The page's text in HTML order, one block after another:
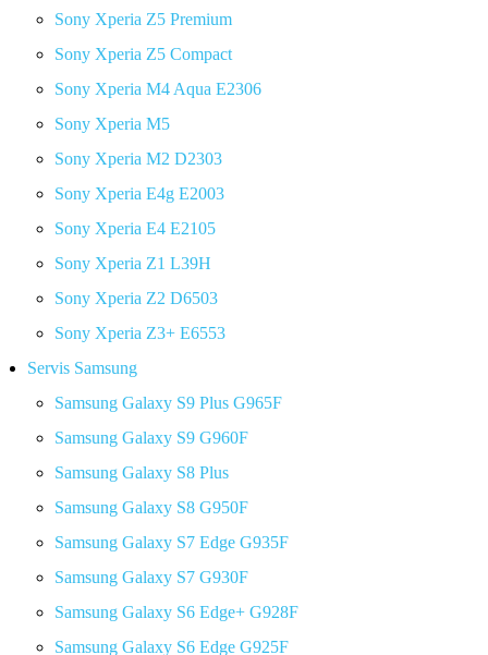
Sony Xperia Z5 Premium
Sony Xperia Z5 Compact
Sony Xperia M4 Aqua E2306
Sony Xperia M5
Sony Xperia M2 D2303
Sony Xperia E4g E2003
Sony Xperia E4 E2105
Sony Xperia Z1 L39H
Sony Xperia Z2 D6503
Sony Xperia Z3+ E6553
Servis Samsung
Samsung Galaxy S9 Plus G965F
Samsung Galaxy S9 G960F
Samsung Galaxy S8 Plus
Samsung Galaxy S8 G950F
Samsung Galaxy S7 Edge G935F
Samsung Galaxy S7 G930F
Samsung Galaxy S6 Edge+ G928F
Samsung Galaxy S6 Edge G925F